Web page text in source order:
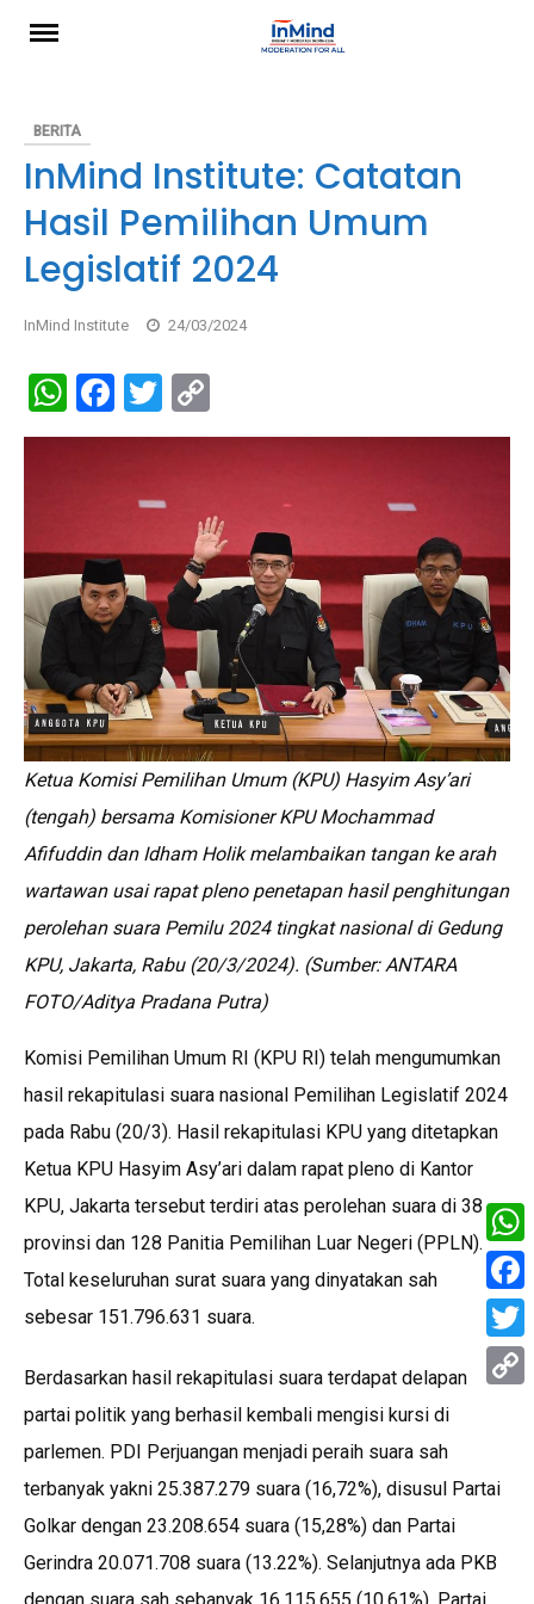
BERITA
InMind Institute: Catatan
Hasil Pemilihan Umum
Legislatif 2024
InMind Institute 24/03/2024
W
h
A
p
p
F
a
ce
o
o
k
T
wi
tt
er
o
py
Li
n
k
Ketua Komisi Pemilihan Umum (KPU) Hasyim Asy’ari
(tengah) bersama Komisioner KPU Mochammad
Afifuddin dan Idham Holik melambaikan tangan ke arah
wartawan usai rapat pleno penetapan hasil penghitungan
perolehan suara Pemilu 2024 tingkat nasional di Gedung
KPU, Jakarta, Rabu (20/3/2024). (Sumber: ANTARA
FOTO/Aditya Pradana Putra)
Komisi Pemilihan Umum RI (KPU RI) telah mengumumkan
hasil rekapitulasi suara nasional Pemilihan Legislatif 2024
pada Rabu (20/3). Hasil rekapitulasi KPU yang ditetapkan
Ketua KPU Hasyim Asy’ari dalam rapat pleno di Kantor
KPU, Jakarta tersebut terdiri atas perolehan suara di 38
provinsi dan 128 Panitia Pemilihan Luar Negeri (PPLN).
Total keseluruhan surat suara yang dinyatakan sah
sebesar 151.796.631 suara.
Berdasarkan hasil rekapitulasi suara terdapat delapan
partai politik yang berhasil kembali mengisi kursi di
parlemen. PDI Perjuangan menjadi peraih suara sah
terbanyak yakni 25.387.279 suara (16,72%), disusul Partai
Golkar dengan 23.208.654 suara (15,28%) dan Partai
Gerindra 20.071.708 suara (13.22%). Selanjutnya ada PKB